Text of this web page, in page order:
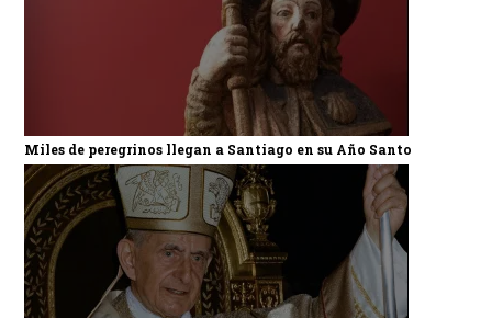
Miles de peregrinos llegan a Santiago en su Año Santo